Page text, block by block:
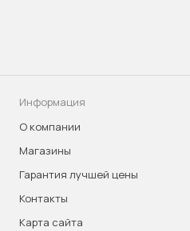
Информация
О компании
Магазины
Гарантия лучшей цены
Контакты
Карта сайта